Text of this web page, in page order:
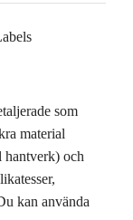
som
material
hantverk) och
kan använda